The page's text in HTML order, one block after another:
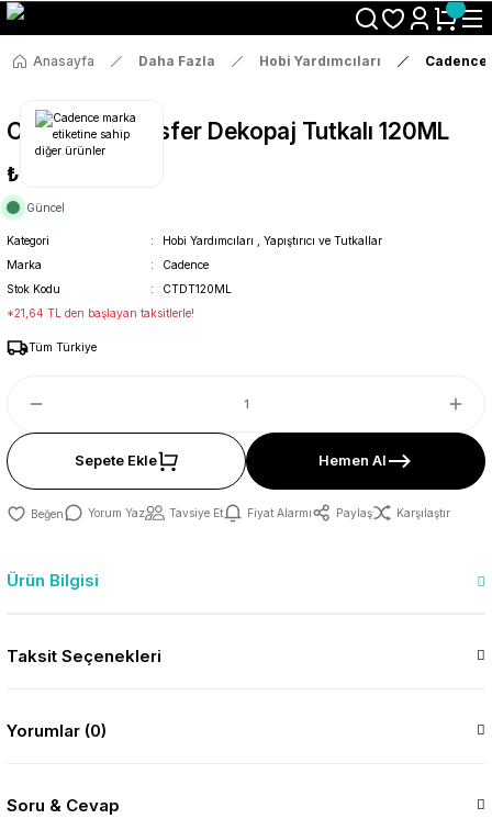
Size Özel "HG10" Koduyla Sepette Hemen %10 İndirimi Kaçırma
Anasayfa Daha Fazla Hobi Yardımcıları Cadence
Cadence Transfer Dekopaj Tutkalı 120ML
₺114
Güncel
Kategori Hobi Yardımcıları
Yapıştırıcı ve Tutkallar
Marka
Cadence
Stok Kodu
CTDT120ML
*21,64 TL den başlayan taksitlerle!
Tüm Türkiye
Sepete Ekle Hemen Al
Yorum Yaz Tavsiye Et Fiyat Alarmı Paylaş Karşılaştır
Ürün Bilgisi
Taksit Seçenekleri
Yorumlar (0)
Soru & Cevap